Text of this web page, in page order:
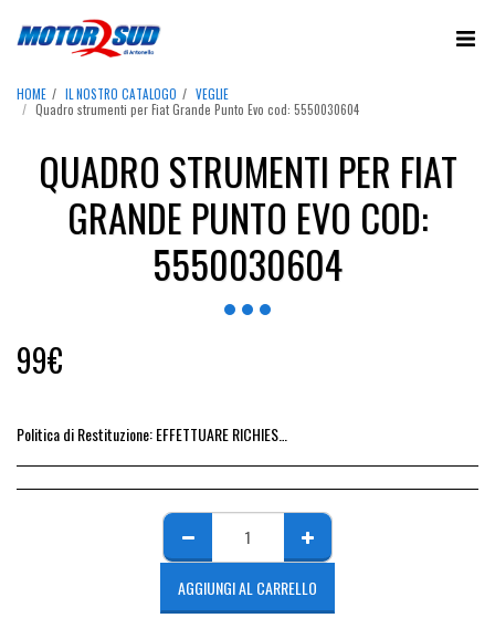
HOME IL NOSTRO CATALOGO
VEGLIE
Quadro strumenti per Fiat Grande Punto Evo cod: 5550030604
QUADRO STRUMENTI PER FIAT
GRANDE PUNTO EVO COD:
5550030604
99€
Politica di Restituzione:EFFETTUARE RICHIESTA DI RESO ENTRO 14 GIORNI DALL&#039;ACQUISTO DEL RICAMBIO, IL RIMBORSO VIENE EMESSO ALLA CONSEGNA DEL RICAMBIO IN SEDE.
AGGIUNGI AL CARRELLO